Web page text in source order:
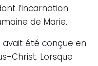
l’incarnation
de Marie.
avait été conçue en
Christ. Lorsque